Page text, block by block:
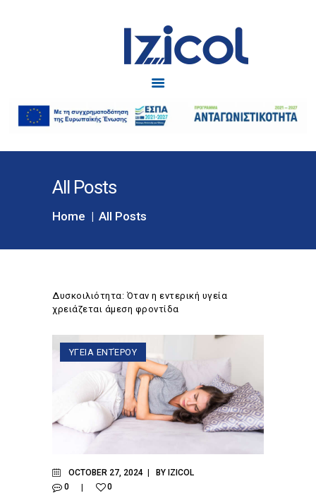
All Posts
Home All Posts
Izicol
Δυσκοιλιότητα
IZICOL
ΕΓΚΥΜΟΣΥΝΗ
ΕΠΙΚΟΙΝΩΝΙΑ
Δυσκοιλιότητα: Όταν η εντερική υγεία
χρειάζεται άμεση φροντίδα
ΥΓΕΙΑ ΕΝΤΈΡΟΥ
OCTOBER 27, 2024 BY IZICOL
0
0